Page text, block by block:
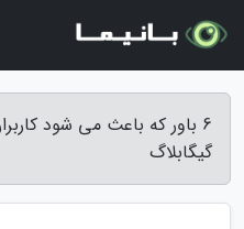
6 باور که باعث می شود
گیگابلاگ